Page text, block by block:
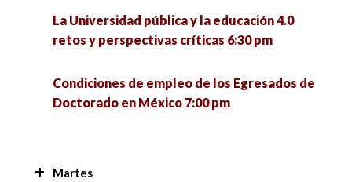
La Universidad pública y la educación 4.0
retos y perspectivas críticas 6:30 pm
Condiciones de empleo de los Egresados de
Doctorado en México 7:00 pm
Martes